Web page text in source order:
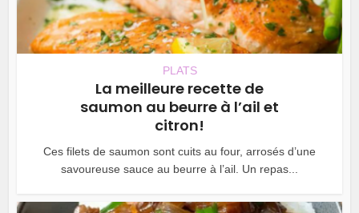
PLATS
La meilleure recette de
saumon au beurre à l’ail et
citron!
Ces filets de saumon sont cuits au four, arrosés d’une
savoureuse sauce au beurre à l’ail. Un repas...